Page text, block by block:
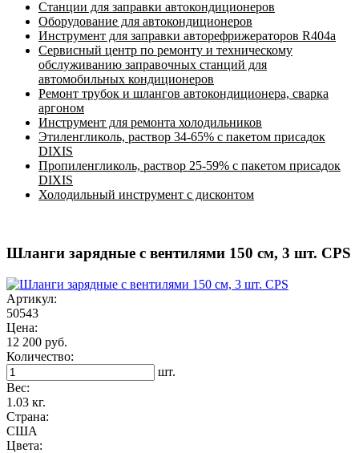
Станции для заправки автокондиционеров
Оборудование для автокондиционеров
Инструмент для заправки авторефрижераторов R404a
Сервисный центр по ремонту и техническому
обслуживанию заправочных станций для
автомобильных кондиционеров
Ремонт трубок и шлангов автокондиционера, сварка
аргоном
Инструмент для ремонта холодильников
Этиленгликоль, раствор 34-65% с пакетом присадок
DIXIS
Пропиленгликоль, раствор 25-59% с пакетом присадок
DIXIS
Холодильный инструмент с дисконтом
Шланги зарядные с вентилями 150 см, 3 шт. CPS
Артикул:
50543
Цена:
12 200 руб.
Количество:
шт.
Вес:
1.03 кг.
Страна:
США
Цвета: